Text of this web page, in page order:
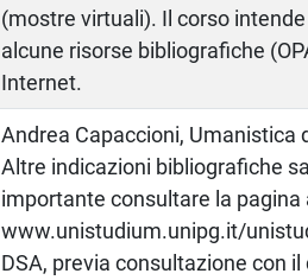
(mostre virtuali). Il corso
alcune risorse bibliografiche
Internet.
Andrea Capaccioni, Umanistica
Altre indicazioni bibliografiche
importante consultare la
www.unistudium.unipg.it/
DSA, previa consultazione con